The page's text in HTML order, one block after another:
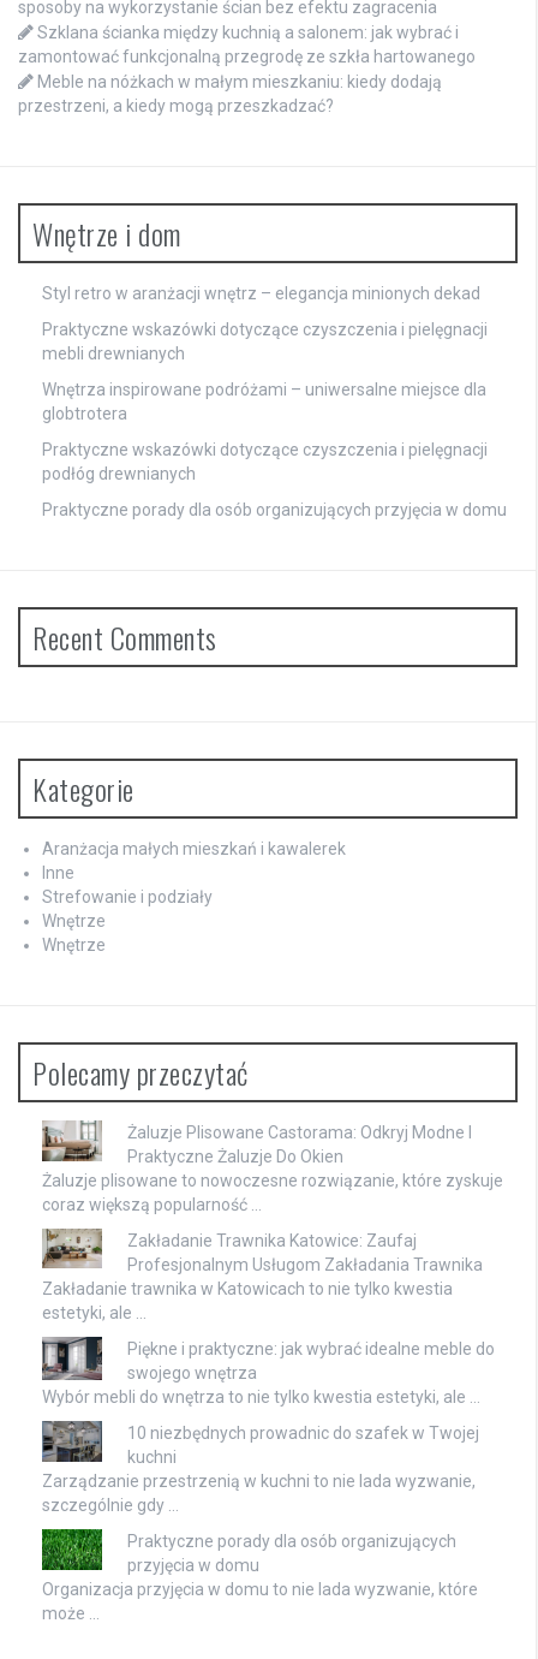
sposoby na wykorzystanie ścian bez efektu zagracenia
Szklana ścianka między kuchnią a salonem: jak wybrać i
zamontować funkcjonalną przegrodę ze szkła hartowanego
Meble na nóżkach w małym mieszkaniu: kiedy dodają
przestrzeni, a kiedy mogą przeszkadzać?
Wnętrze i dom
Styl retro w aranżacji wnętrz – elegancja minionych dekad
Praktyczne wskazówki dotyczące czyszczenia i pielęgnacji
mebli drewnianych
Wnętrza inspirowane podróżami – uniwersalne miejsce dla
globtrotera
Praktyczne wskazówki dotyczące czyszczenia i pielęgnacji
podłóg drewnianych
Praktyczne porady dla osób organizujących przyjęcia w domu
Recent Comments
Kategorie
Aranżacja małych mieszkań i kawalerek
Inne
Strefowanie i podziały
Wnętrze
Wnętrze
Polecamy przeczytać
Żaluzje Plisowane Castorama: Odkryj Modne I
Praktyczne Żaluzje Do Okien
Żaluzje plisowane to nowoczesne rozwiązanie, które zyskuje
coraz większą popularność …
Zakładanie Trawnika Katowice: Zaufaj
Profesjonalnym Usługom Zakładania Trawnika
Zakładanie trawnika w Katowicach to nie tylko kwestia
estetyki, ale …
Piękne i praktyczne: jak wybrać idealne meble do
swojego wnętrza
Wybór mebli do wnętrza to nie tylko kwestia estetyki, ale …
10 niezbędnych prowadnic do szafek w Twojej
kuchni
Zarządzanie przestrzenią w kuchni to nie lada wyzwanie,
szczególnie gdy …
Praktyczne porady dla osób organizujących
przyjęcia w domu
Organizacja przyjęcia w domu to nie lada wyzwanie, które
może …